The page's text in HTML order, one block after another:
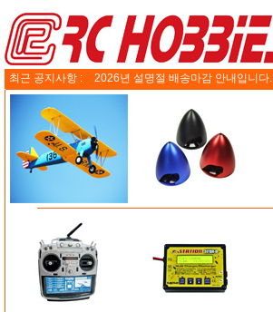
최근 공지사항 : 2026년 설명절 배송마감 안내입니다.